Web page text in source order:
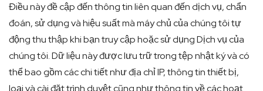
Điều này đề cập đến thông tin liên quan đến dịch vụ, chẩn
đoán, sử dụng và hiệu suất mà máy chủ của chúng tôi tự
động thu thập khi bạn truy cập hoặc sử dụng Dịch vụ của
chúng tôi. Dữ liệu này được lưu trữ trong tệp nhật ký và có
thể bao gồm các chi tiết như địa chỉ IP, thông tin thiết bị,
loại và cài đặt trình duyệt cũng như thông tin về các hoạt